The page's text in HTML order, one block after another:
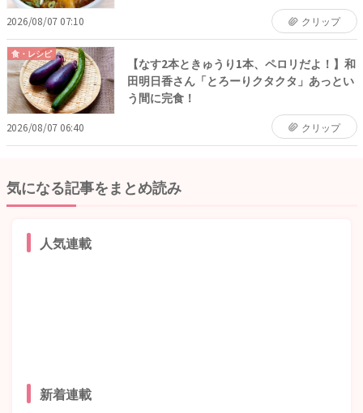
2026/08/07 07:10 クリップ
食・レシピ
【なす2本ときゅうり1本、ペロリだよ！】和
田明日香さん「とろーりクタクタ」あっとい
う間に完食！
2026/08/07 06:40 クリップ
気になる記事をまとめ読み
人気連載
新着連載